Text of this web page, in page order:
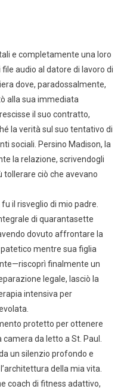
e completamente una loro
audio al datore di lavoro di
dove, paradossalmente,
alla sua immediata
il suo contratto,
la verità sul suo tentativo di
sociali. Persino Madison, la
la relazione, scrivendogli
tollerare ciò che avevano
il risveglio di mio padre.
di quarantasette
dovuto affrontare la
mentre sua figlia
finalmente un
legale, lasciò la
intensiva per
protetto per ottenere
da letto a St. Paul.
un silenzio profondo e
della mia vita.
coach di fitness adattivo,